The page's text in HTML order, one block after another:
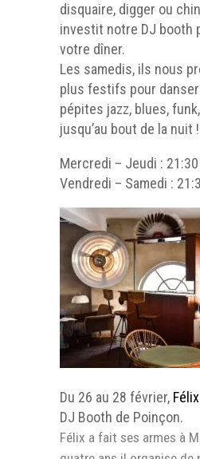
disquaire, digger ou
investit notre DJ booth
votre dîner.
Les samedis, ils nous
plus festifs pour
pépites jazz, blues,
jusqu’au bout de la nuit !
Mercredi – Jeudi :
Vendredi – Samedi :
Du 26 au 28 février, Félix
DJ Booth de Poinçon.
Félix a fait ses armes à